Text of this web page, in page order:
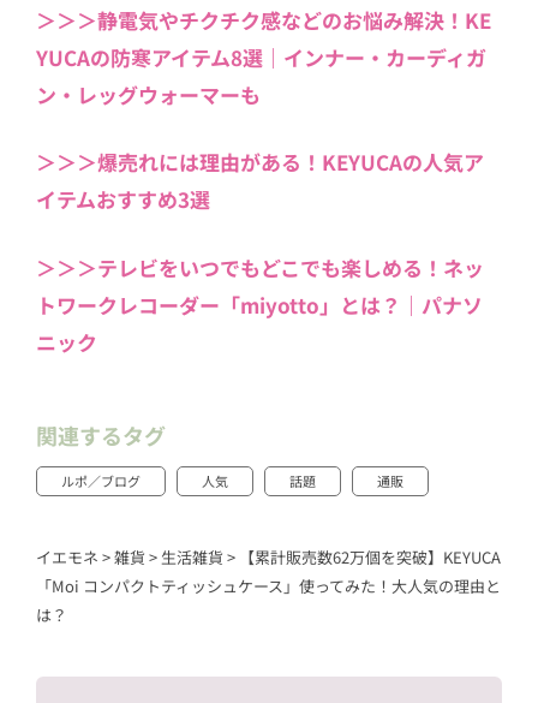
＞＞＞静電気やチクチク感などのお悩み解決！KE
YUCAの防寒アイテム8選｜インナー・カーディガ
ン・レッグウォーマーも
＞＞＞爆売れには理由がある！KEYUCAの人気ア
イテムおすすめ3選
＞＞＞テレビをいつでもどこでも楽しめる！ネッ
トワークレコーダー「miyotto」とは？｜パナソ
ニック
関連するタグ
ルポ／ブログ 人気 話題 通販
イエモネ >雑貨 > 生活雑貨 > 【累計販売数62万個を突破】KEYUCA
「Moi コンパクトティッシュケース」使ってみた！大人気の理由と
は？